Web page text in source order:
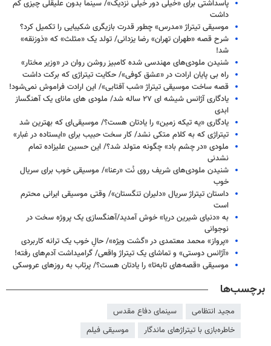
پاسداشتی برای «خیلی دور خیلی نزدیک»/ سینما بدون علیقلی چیزی کم
داشت
موسیقی تیتراژ «مدرس» چطور قدرت بازیگری شکیبایی را تکمیل کرد؟
شرح قصه «طهران تهران» رضا یزدانی/ تولد یک «مثلث» که «ذوزنقه»
شد!
شنیدن ملودی‌های مهندسی شده کامبیز روشن روان در «وزیر مختار»
راه بی پایان ارادت در «عشق کوفی»/ حکایت تیتراژی که برکت داشت
قصه ساخت موسیقی تیتراژ «شب آفتابی»/ این ارادت فراموش نمی‌شود!
یادگاری آژانس شیشه ای ۲۷ ساله شد/ ملودی های مانای یک آهنگساز
ابدی
یادگاری «یه تیکه زمین» را یادتان هست؟/ موسیقی‌ای که بهترین شد
تیتراژی که به کلام متکی نشد/ کار سخت حبیب برای «ایستاده در غبار»
ملودی «در چشم باد» چگونه متولد شد؟/ این حسین علیزاده تمام
نشدنی
شنیدن ملودی‌های شریف روی نُت «رعنا»/ موسیقی خوب برای سریال
خوب
داستان تیتراژ سریال «دلیران تنگستان»/ وقتی موسیقی ایرانی محترم
است
به «دنیای شیرین دریا» خوش آمدید/آهنگسازی یک پروژه سخت در
نوجوانی
«پرواز» محمد معتمدی در «گشت ویژه»/ حالِ خوب یک ترانه کاربردی
«آژانس دوستی» و تماشای یک تیتراژ واقعی/ گرامیداشت آدم‌های رفته!
موسیقی «قصه‌های تابه‌تا» را یادتان هست؟/ پرتاب به روزهای عروسکی
برچسب‌ها
مجید انتظامی
سینمای دفاع مقدس
خاطره‌بازی با تیتراژهای ماندگار
موسیقی فیلم